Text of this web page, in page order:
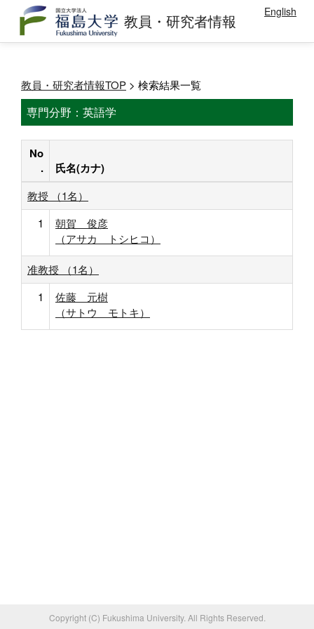
教員・研究者情報 English
教員・研究者情報TOP > 検索結果一覧
専門分野：英語学
No
.
氏名(カナ)
教授 （1名）
1
朝賀 俊彦
（アサカ トシヒコ）
准教授 （1名）
1
佐藤 元樹
（サトウ モトキ）
Copyright (C) Fukushima University. All Rights Reserved.